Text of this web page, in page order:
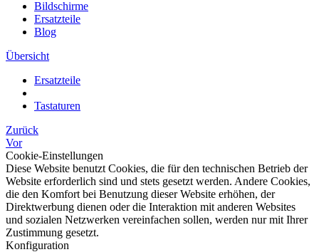
Bildschirme
Ersatzteile
Blog
Übersicht
Ersatzteile
Tastaturen
Zurück
Vor
Cookie-Einstellungen
Diese Website benutzt Cookies, die für den technischen Betrieb der
Website erforderlich sind und stets gesetzt werden. Andere Cookies,
die den Komfort bei Benutzung dieser Website erhöhen, der
Direktwerbung dienen oder die Interaktion mit anderen Websites
und sozialen Netzwerken vereinfachen sollen, werden nur mit Ihrer
Zustimmung gesetzt.
Konfiguration